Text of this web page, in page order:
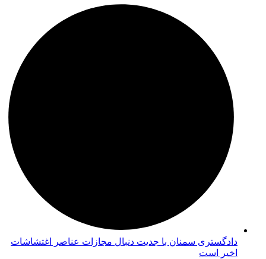
دادگستری سمنان با جدیت دنبال مجازات عناصر اغتشاشات
اخیر است